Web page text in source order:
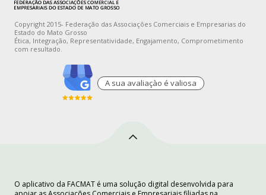
Copyright 2015- Federação das Associações Comerciais e Empresarias do
Estado do Mato Grosso
Ética, Integração, Representatividade, Engajamento, Comprometimento
com resultado.
A sua avaliaçào é valiosa
O aplicativo da FACMAT é uma solução digital desenvolvida para